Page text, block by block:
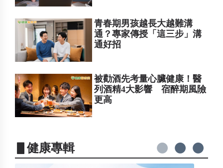
青春期男孩越長大越難溝
通？專家傳授「這三步」溝
通好招
被勸酒先考量心臟健康！醫
列酒精4大影響 宿醉期風險
更高
▋健康專輯